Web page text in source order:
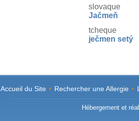
slovaque
Jačmeň
tcheque
ječmen setý
Accueil du Site • Rechercher une Allergie •
Hébergement et